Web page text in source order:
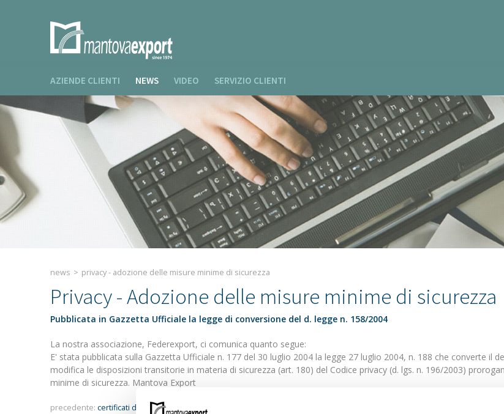
AZIENDE CLIENTI NEWS VIDEO SERVIZIO CLIENTI
news > privacy - adozione delle misure minime di sicurezza
Privacy - Adozione delle misure minime di sicurezza
Pubblicata in Gazzetta Ufficiale la legge di conversione del d. legge n. 158/2004
La nostra associazione, Federexport, ci comunica quanto segue:
E' stata pubblicata sulla Gazzetta Ufficiale n. 177 del 30 luglio 2004 la legge 27 luglio 2004, n. 188 che converte il
modifica le disposizioni transitorie in materia di sicurezza (art. 180) del Codice privacy (d. lgs. n. 196/2003)
minime di sicurezza. Mantova Export
precedente: certificati d'origine richiedibili via internet